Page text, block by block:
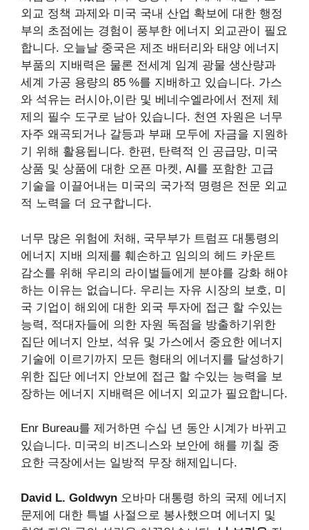
외교 정책 과제와 미국 국내 산업 확보에 대한 행정
부의 초점에는 경험이 풍부한 에너지 외교관이 필요
합니다. 오늘날 중국은 제조 배터리와 태양 에너지
부품의 지배력은 물론 전세계 임계 광물 생산량과
세계 가공 용량의 85 %를 지배하고 있습니다. 가스
와 석유는 러시아,이란 및 베네수엘라에서 전제 체
제의 필수 도구로 남아 있습니다. 천연 자원은 너무
자주 왜곡되거나 갈등과 부패 모두에 자금을 지원하
기 위해 활용됩니다. 한편, 탄력적 인 공급망, 미국
상품 및 상품에 대한 오픈 마켓, AI를 포함한 고급
기술을 이끌어내는 미국의 국가적 명령은 전문 외교
적 노력을 더 요구합니다.
너무 많은 위험에 처해, 국무부가 트럼프 대통령의
에너지 지배 의제를 훼손하고 임의의 헤드 카운트
감소를 위해 우리의 라이벌들에게 분야를 강화 해야
하는 이유는 없습니다. 우리는 자유 시장의 보호, 미
국 기업이 해외에 대한 외국 투자에 접근 할 수있는
능력, 적대자들에 의한 자원 독점을 방출하기위한
집단 에너지 안보, 석유 및 가스에서 중요한 에너지
기술에 이르기까지 모든 형태의 에너지를 달성하기
위한 집단 에너지 안보에 접근 할 수있는 능력을 보
장하는 에너지 지배력은 에너지 외교가 필요합니다.
Enr Bureau를 제거하면 수십 년 동안 시계가 바뀌고
있습니다. 미국의 비즈니스와 보안에 해를 끼칠 중
요한 극장에서는 일방적 무장 해제입니다.
David L. Goldwyn 오바마 대통령 하의 국제 에너지
문제에 대한 특별 사절으로 봉사했으며 에너지 및